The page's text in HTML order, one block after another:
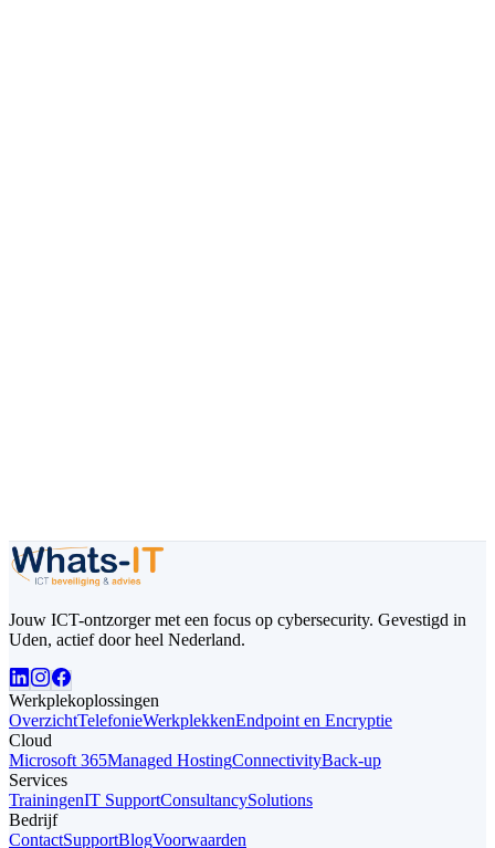
Ja, graag! Bel+31 (0)85 015 0024
Jouw ICT-ontzorger met een focus op cybersecurity. Gevestigd in
Uden, actief door heel Nederland.
Werkplekoplossingen
OverzichtTelefonieWerkplekkenEndpoint en Encryptie
Cloud
Microsoft 365Managed HostingConnectivityBack-up
Services
TrainingenIT SupportConsultancySolutions
Bedrijf
ContactSupportBlogVoorwaarden